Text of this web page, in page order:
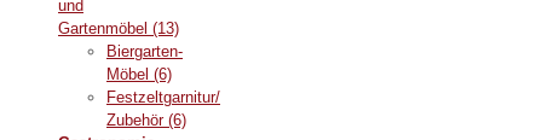
und
Gartenmöbel (13)
Biergarten-
Möbel (6)
Festzeltgarnitur/
Zubehör (6)